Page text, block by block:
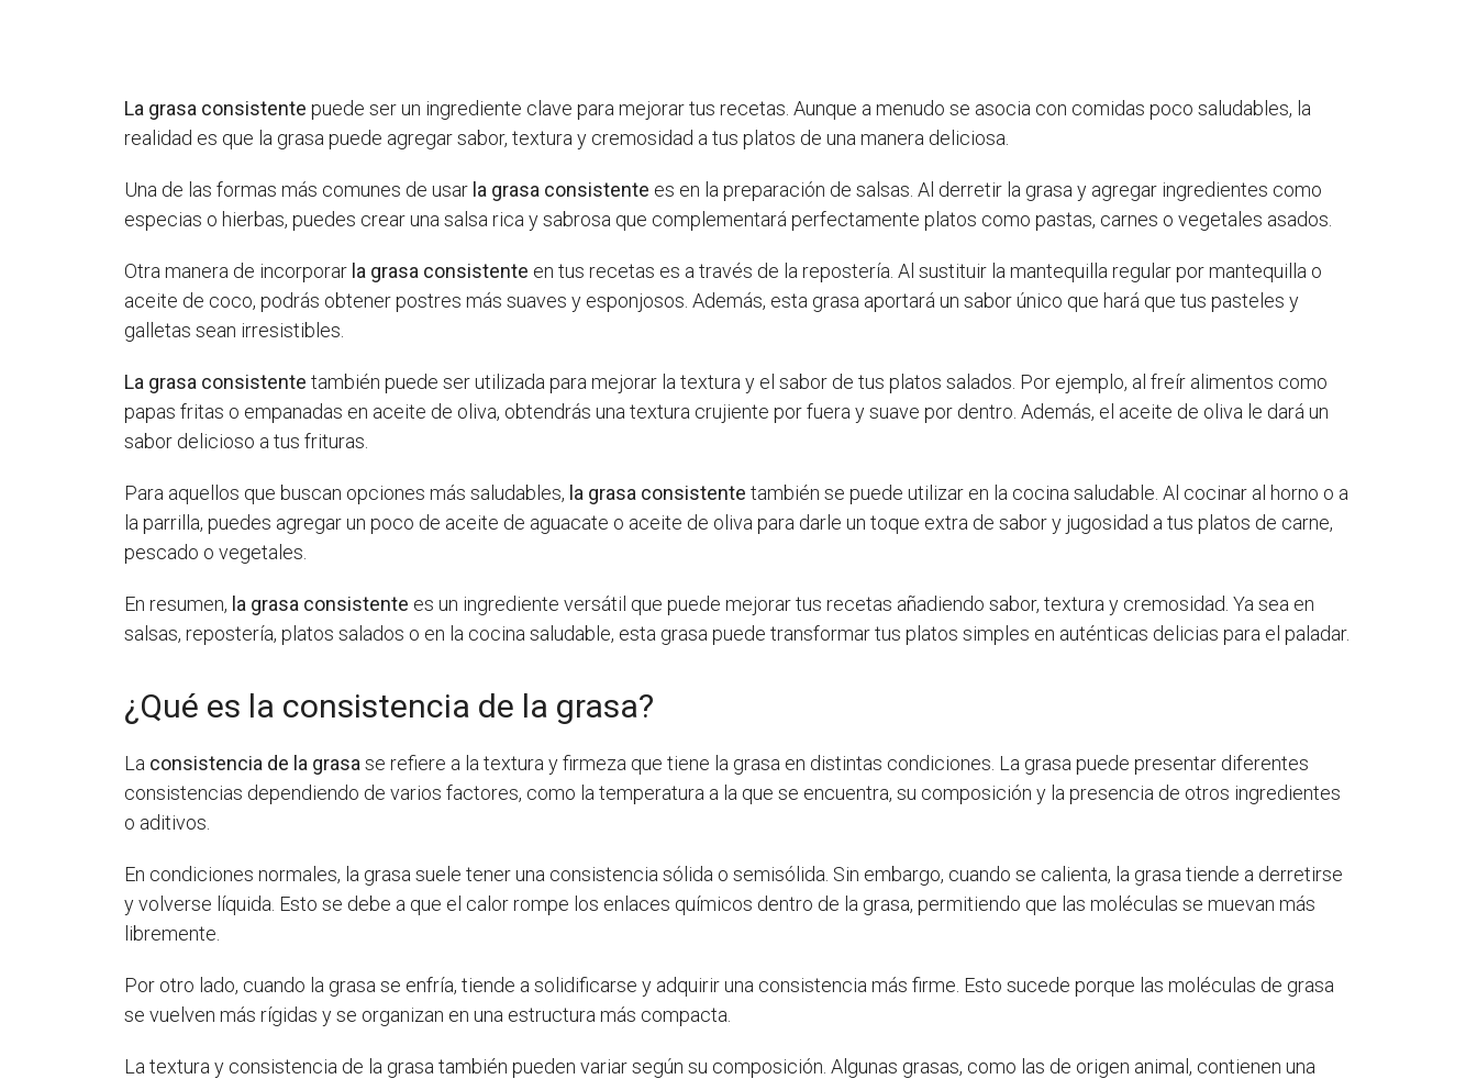
La grasa consistente puede ser un ingrediente clave para mejorar tus recetas. Aunque a menudo se asocia con comidas poco saludables, la
realidad es que la grasa puede agregar sabor, textura y cremosidad a tus platos de una manera deliciosa.
Una de las formas más comunes de usar la grasa consistente es en la preparación de salsas. Al derretir la grasa y agregar ingredientes como
especias o hierbas, puedes crear una salsa rica y sabrosa que complementará perfectamente platos como pastas, carnes o vegetales asados.
Otra manera de incorporar la grasa consistente en tus recetas es a través de la repostería. Al sustituir la mantequilla regular por mantequilla o
aceite de coco, podrás obtener postres más suaves y esponjosos. Además, esta grasa aportará un sabor único que hará que tus pasteles y
galletas sean irresistibles.
La grasa consistente también puede ser utilizada para mejorar la textura y el sabor de tus platos salados. Por ejemplo, al freír alimentos como
papas fritas o empanadas en aceite de oliva, obtendrás una textura crujiente por fuera y suave por dentro. Además, el aceite de oliva le dará un
sabor delicioso a tus frituras.
Para aquellos que buscan opciones más saludables, la grasa consistente también se puede utilizar en la cocina saludable. Al cocinar al horno o a
la parrilla, puedes agregar un poco de aceite de aguacate o aceite de oliva para darle un toque extra de sabor y jugosidad a tus platos de carne,
pescado o vegetales.
En resumen, la grasa consistente es un ingrediente versátil que puede mejorar tus recetas añadiendo sabor, textura y cremosidad. Ya sea en
salsas, repostería, platos salados o en la cocina saludable, esta grasa puede transformar tus platos simples en auténticas delicias para el paladar.
¿Qué es la consistencia de la grasa?
La consistencia de la grasa se refiere a la textura y firmeza que tiene la grasa en distintas condiciones. La grasa puede presentar diferentes
consistencias dependiendo de varios factores, como la temperatura a la que se encuentra, su composición y la presencia de otros ingredientes
o aditivos.
En condiciones normales, la grasa suele tener una consistencia sólida o semisólida. Sin embargo, cuando se calienta, la grasa tiende a derretirse
y volverse líquida. Esto se debe a que el calor rompe los enlaces químicos dentro de la grasa, permitiendo que las moléculas se muevan más
libremente.
Por otro lado, cuando la grasa se enfría, tiende a solidificarse y adquirir una consistencia más firme. Esto sucede porque las moléculas de grasa
se vuelven más rígidas y se organizan en una estructura más compacta.
La textura y consistencia de la grasa también pueden variar según su composición. Algunas grasas, como las de origen animal, contienen una